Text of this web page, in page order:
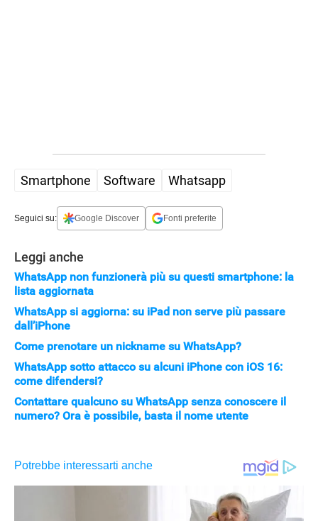
Smartphone Software Whatsapp
Seguici su: Google Discover Fonti preferite
Leggi anche
WhatsApp non funzionerà più su questi smartphone: la
lista aggiornata
WhatsApp si aggiorna: su iPad non serve più passare
dall’iPhone
Come prenotare un nickname su WhatsApp?
WhatsApp sotto attacco su alcuni iPhone con iOS 16:
come difendersi?
Contattare qualcuno su WhatsApp senza conoscere il
numero? Ora è possibile, basta il nome utente